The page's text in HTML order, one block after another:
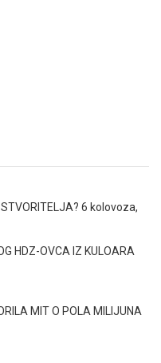
6 kolovoza,
HDZ-OVCA IZ KULOARA
MIT O POLA MILIJUNA